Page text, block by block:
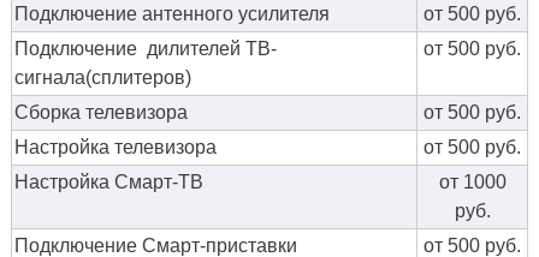
Подключение антенного усилителя
от 500 руб.
Подключение дилителей ТВ-
сигнала(сплитеров)
от 500 руб.
Сборка телевизора
от 500 руб.
Настройка телевизора
от 500 руб.
Настройка Смарт-ТВ
от 1000
руб.
Подключение Смарт-приставки
от 500 руб.